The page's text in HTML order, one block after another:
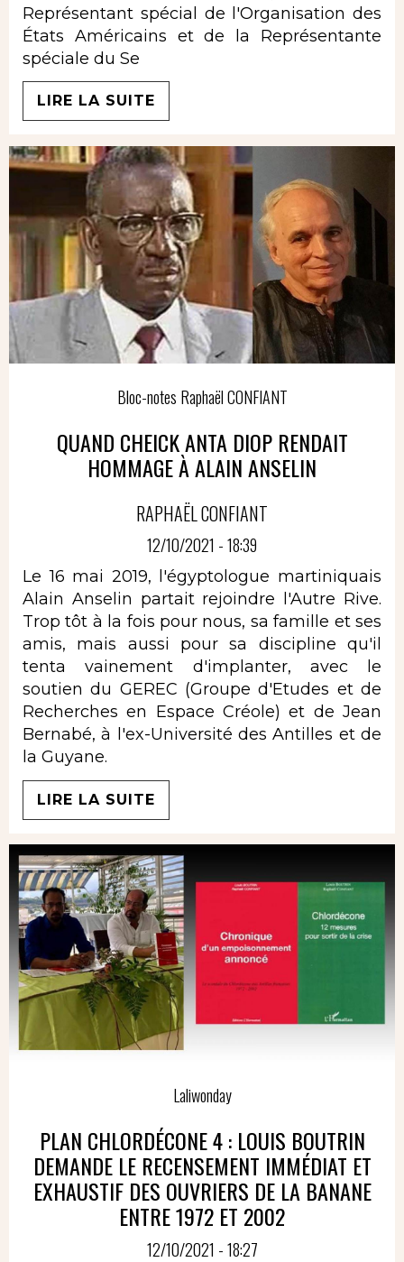
Représentant spécial de l'Organisation des
États Américains et de la Représentante
spéciale du Se
LIRE LA SUITE
Bloc-notes Raphaël CONFIANT
QUAND CHEICK ANTA DIOP RENDAIT
HOMMAGE À ALAIN ANSELIN
RAPHAËL CONFIANT
12/10/2021 - 18:39
Le 16 mai 2019, l'égyptologue martiniquais
Alain Anselin partait rejoindre l'Autre Rive.
Trop tôt à la fois pour nous, sa famille et ses
amis, mais aussi pour sa discipline qu'il
tenta vainement d'implanter, avec le
soutien du GEREC (Groupe d'Etudes et de
Recherches en Espace Créole) et de Jean
Bernabé, à l'ex-Université des Antilles et de
la Guyane.
LIRE LA SUITE
Laliwonday
PLAN CHLORDÉCONE 4 : LOUIS BOUTRIN
DEMANDE LE RECENSEMENT IMMÉDIAT ET
EXHAUSTIF DES OUVRIERS DE LA BANANE
ENTRE 1972 ET 2002
12/10/2021 - 18:27